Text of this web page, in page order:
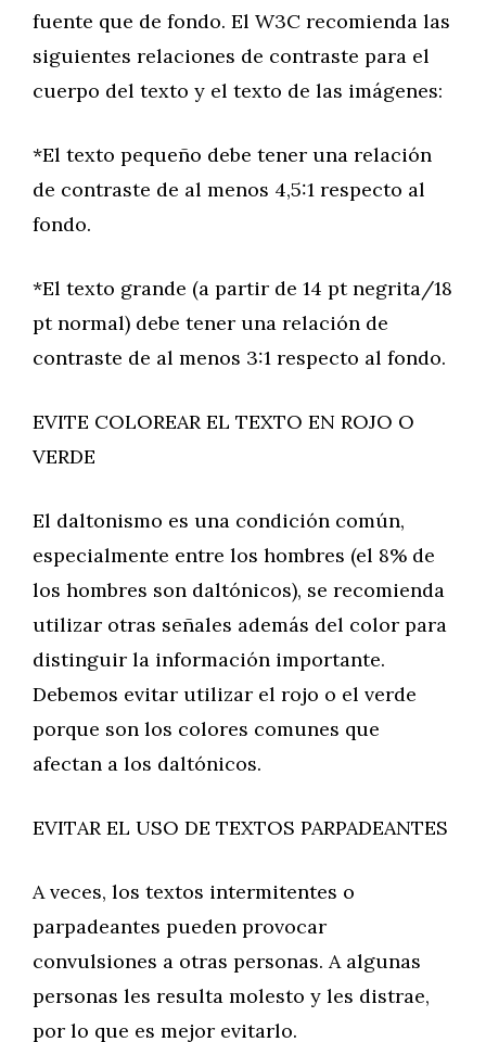
fuente que de fondo. El W3C recomienda las
siguientes relaciones de contraste para el
cuerpo del texto y el texto de las imágenes:
*El texto pequeño debe tener una relación
de contraste de al menos 4,5:1 respecto al
fondo.
*El texto grande (a partir de 14 pt negrita/18
pt normal) debe tener una relación de
contraste de al menos 3:1 respecto al fondo.
EVITE COLOREAR EL TEXTO EN ROJO O
VERDE
El daltonismo es una condición común,
especialmente entre los hombres (el 8% de
los hombres son daltónicos), se recomienda
utilizar otras señales además del color para
distinguir la información importante.
Debemos evitar utilizar el rojo o el verde
porque son los colores comunes que
afectan a los daltónicos.
EVITAR EL USO DE TEXTOS PARPADEANTES
A veces, los textos intermitentes o
parpadeantes pueden provocar
convulsiones a otras personas. A algunas
personas les resulta molesto y les distrae,
por lo que es mejor evitarlo.